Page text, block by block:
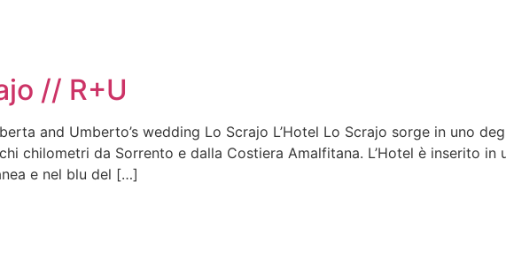
// R+U
and Umberto’s wedding Lo Scrajo L’Hotel Lo Scrajo sorge in uno
chilometri da Sorrento e dalla Costiera Amalfitana. L’Hotel è inserito in
e nel blu del […]